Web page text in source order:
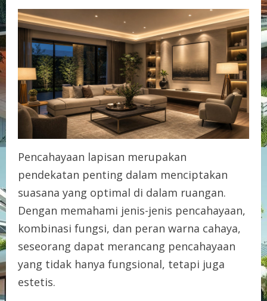
Pencahayaan lapisan merupakan
pendekatan penting dalam menciptakan
suasana yang optimal di dalam ruangan.
Dengan memahami jenis-jenis pencahayaan,
kombinasi fungsi, dan peran warna cahaya,
seseorang dapat merancang pencahayaan
yang tidak hanya fungsional, tetapi juga
estetis.